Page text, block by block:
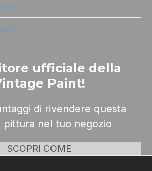
ufficiale della
Paint!
di rivendere questa
pittura nel tuo negozio
SCOPRI COME